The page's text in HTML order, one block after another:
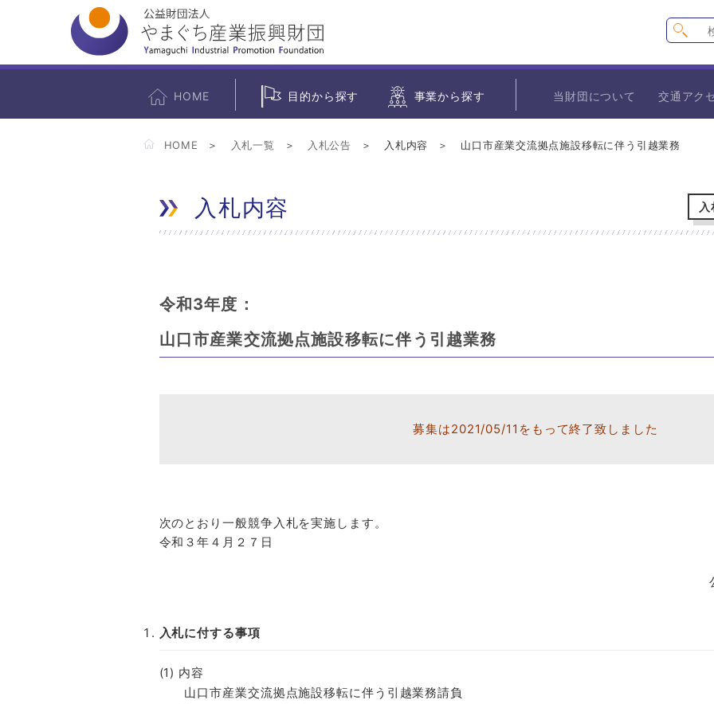
HOME 目的から探す 事業から探す 当財団について 交通アク
HOME 入札一覧 入札公告 入札内容 山口市産業交流拠点施設移転に伴う引越業務
入札内容
令和3年度：
山口市産業交流拠点施設移転に伴う引越業務
募集は2021/05/11をもって終了致しました
次のとおり一般競争入札を実施します。
令和３年４月２７日
入札に付する事項
(1) 内容
山口市産業交流拠点施設移転に伴う引越業務請負